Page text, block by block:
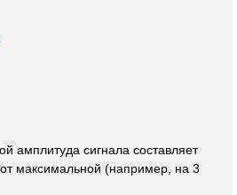
амплитуда сигнала составляет
максимальной (например, на 3